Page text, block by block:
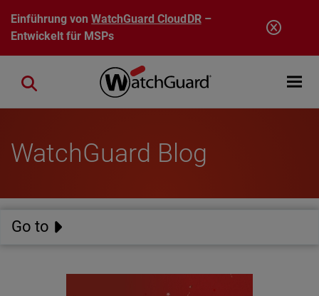
Direkt zum Inhalt
Einführung vonWatchGuard CloudDR–
Entwickelt für MSPs
Open
Close search
WatchGuard Blog
Go to